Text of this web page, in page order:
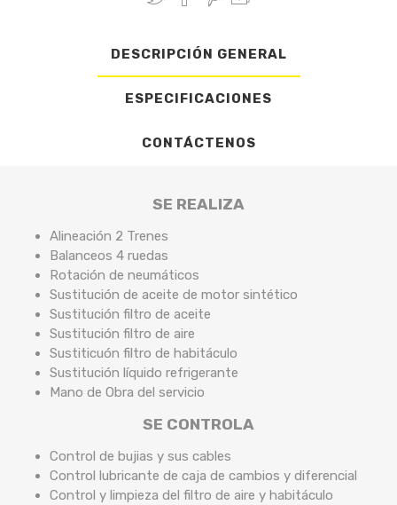
DESCRIPCIÓN GENERAL
ESPECIFICACIONES
CONTÁCTENOS
SE REALIZA
Alineación 2 Trenes
Balanceos 4 ruedas
Rotación de neumáticos
Sustitución de aceite de motor sintético
Sustitución filtro de aceite
Sustitución filtro de aire
Sustiticuón filtro de habitáculo
Sustitución líquido refrigerante
Mano de Obra del servicio
SE CONTROLA
Control de bujias y sus cables
Control lubricante de caja de cambios y diferencial
Control y limpieza del filtro de aire y habitáculo